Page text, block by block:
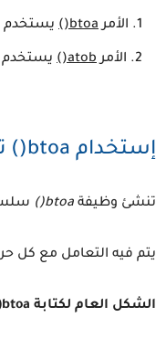
الأمرbtoa() يستخدم
الأمرatob()
إستخدام btoa() تشفير النصوص في جافاسكربت
تنشئ وظيفة btoa()
يتم فيه التعامل مع كل
الشكل العام لكتابة btoa() جافاسكربت